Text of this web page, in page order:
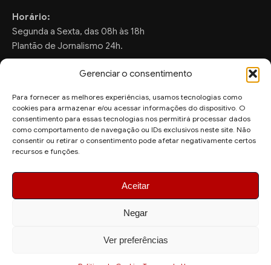
Gerenciar o consentimento
Para fornecer as melhores experiências, usamos tecnologias como
cookies para armazenar e/ou acessar informações do dispositivo. O
consentimento para essas tecnologias nos permitirá processar dados
como comportamento de navegação ou IDs exclusivos neste site. Não
consentir ou retirar o consentimento pode afetar negativamente certos
recursos e funções.
Aceitar
Negar
Ver preferências
Horário:
Segunda a Sexta, das 08h às 18h
Plantão de Jornalismo 24h.
FALE CONOSCO
Sugestões de Pauta:
ronaldo.valentim150@gmail.com
© 2026 AquiAgora - Todos os direitos reservados.